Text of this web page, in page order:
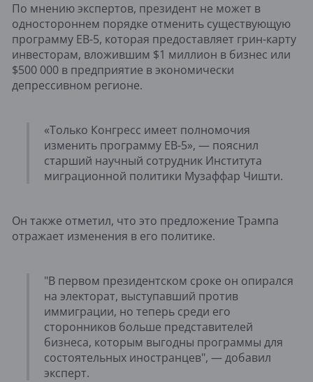
По мнению экспертов, президент не может в
одностороннем порядке отменить существующую
программу EB-5, которая предоставляет грин-карту
инвесторам, вложившим $1 миллион в бизнес или
$500 000 в предприятие в экономически
депрессивном регионе.
«Только Конгресс имеет полномочия
изменить программу EB-5», — пояснил
старший научный сотрудник Института
миграционной политики Музаффар Чишти.
Он также отметил, что это предложение Трампа
отражает изменения в его политике.
"В первом президентском сроке он опирался
на электорат, выступавший против
иммиграции, но теперь среди его
сторонников больше представителей
бизнеса, которым выгодны программы для
состоятельных иностранцев", — добавил
эксперт.